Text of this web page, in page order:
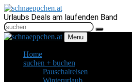
Urlaubs Deals am laufenden Band
Menu
Home
suchen + buchen
Pauschalreisen
Winterurlaub